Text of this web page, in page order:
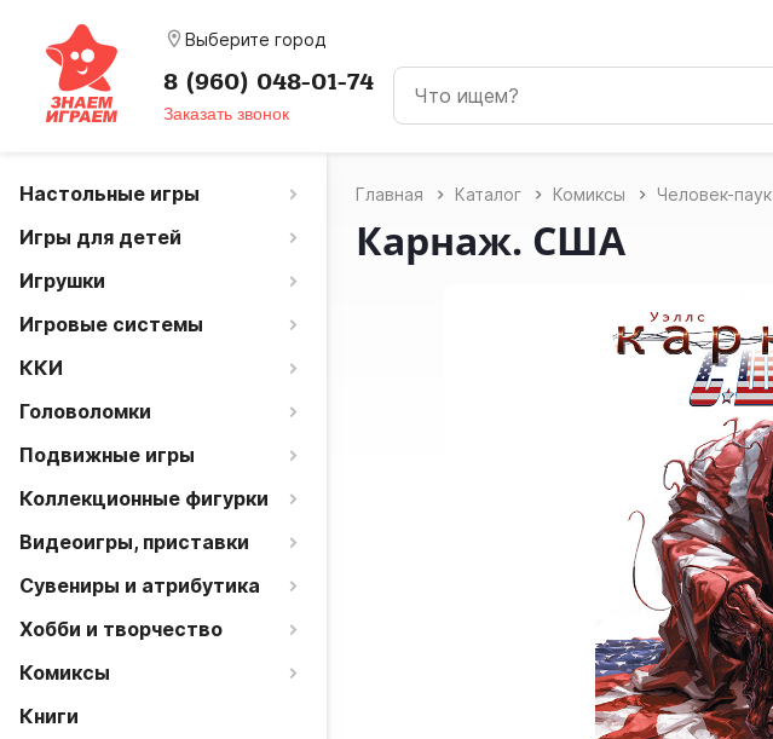
room Выберите город
8 (960) 048-01-74
Заказать звонок
Настольные игры
Игры для детей
Игрушки
Игровые системы
ККИ
Головоломки
Подвижные игры
Коллекционные фигурки
Видеоигры, приставки
Сувениры и атрибутика
Хобби и творчество
Комиксы
Книги
Главная Каталог Комиксы Человек-паук
Карнаж. США